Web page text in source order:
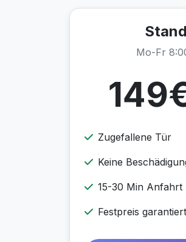
Mo-Fr
Zugefallene Tür
Keine
15-30 Min Anfahrt
Festpreis garantiert